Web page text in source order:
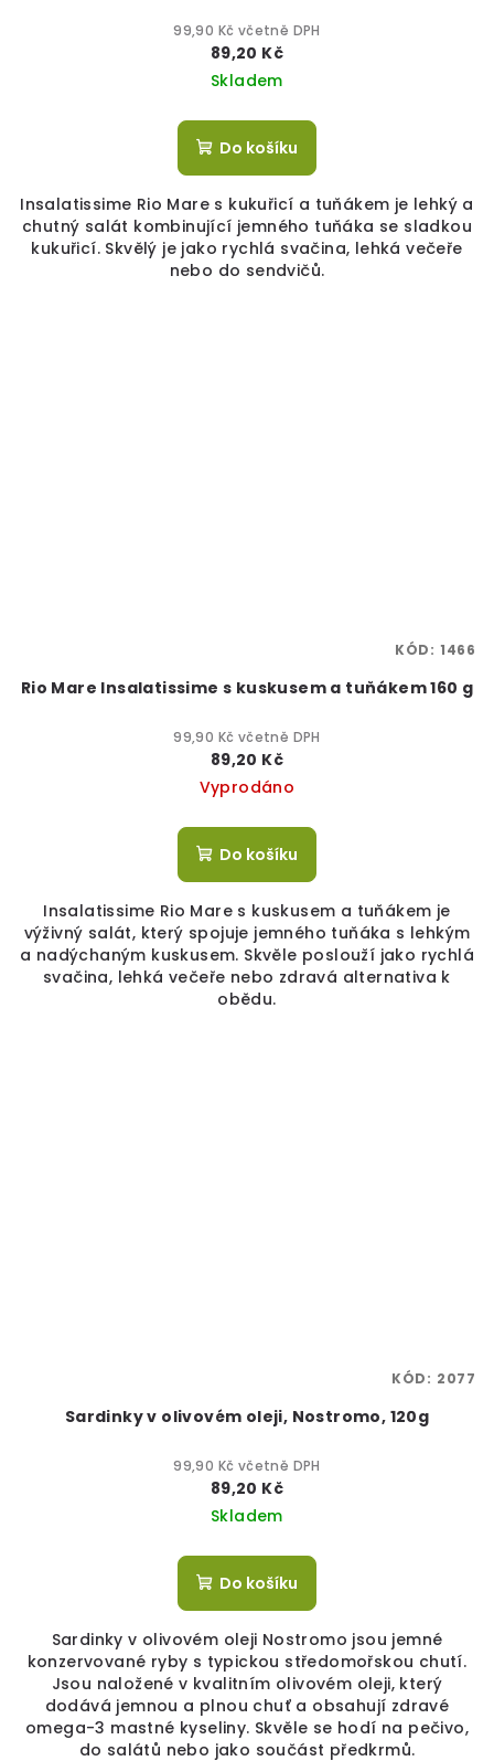
99,90 Kč včetně DPH
89,20 Kč
Skladem
Do košíku
Insalatissime Rio Mare s kukuřicí a tuňákem je lehký a
chutný salát kombinující jemného tuňáka se sladkou
kukuřicí. Skvělý je jako rychlá svačina, lehká večeře
nebo do sendvičů.
Rio Mare Insalatissime s kuskusem a tuňákem 160 g
99,90 Kč včetně DPH
89,20 Kč
Vyprodáno
Do košíku
Insalatissime Rio Mare s kuskusem a tuňákem je
výživný salát, který spojuje jemného tuňáka s lehkým
a nadýchaným kuskusem. Skvěle poslouží jako rychlá
svačina, lehká večeře nebo zdravá alternativa k
obědu.
KÓD: 1466
Sardinky v olivovém oleji, Nostromo, 120g
99,90 Kč včetně DPH
89,20 Kč
Skladem
Do košíku
Sardinky v olivovém oleji Nostromo jsou jemné
konzervované ryby s typickou středomořskou chutí.
Jsou naložené v kvalitním olivovém oleji, který
dodává jemnou a plnou chuť a obsahují zdravé
omega-3 mastné kyseliny. Skvěle se hodí na pečivo,
do salátů nebo jako součást předkrmů.
KÓD: 2077